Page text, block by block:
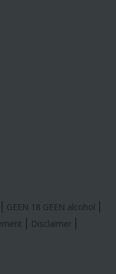
GEEN 18 GEEN alcohol
Disclaimer